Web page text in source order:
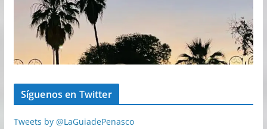
Síguenos en Twitter
Tweets by @LaGuiadePenasco